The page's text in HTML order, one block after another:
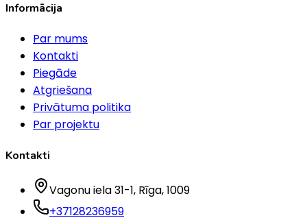
Informācija
Par mums
Kontakti
Piegāde
Atgriešana
Privātuma politika
Par projektu
Kontakti
Vagonu iela 31-1, Rīga, 1009
+37128236959